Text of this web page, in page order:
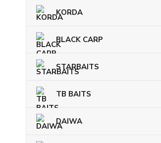
KORDA
BLACK CARP
STARBAITS
TB BAITS
DAIWA